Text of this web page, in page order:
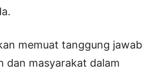
memuat tanggung jawab
dan masyarakat dalam